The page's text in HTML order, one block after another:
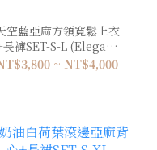
空藍亞麻方領寬鬆上衣
褲SET-S-L (Elegant
& Love)
~ NT$4,000